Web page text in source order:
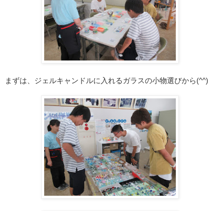
まずは、ジェルキャンドルに入れるガラスの小物選びから(^^)